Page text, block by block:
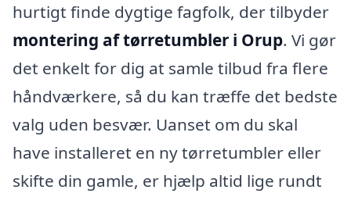
hurtigt finde dygtige fagfolk, der tilbyder
montering af tørretumbler i Orup. Vi gør
det enkelt for dig at samle tilbud fra flere
håndværkere, så du kan træffe det bedste
valg uden besvær. Uanset om du skal
have installeret en ny tørretumbler eller
skifte din gamle, er hjælp altid lige rundt